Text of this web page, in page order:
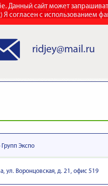
Данный сайт может
) Я согласен с использованием
СТЕНДОВ НАШИ
ridjey@mail.ru
Групп Экспо
ул. Воронцовская, д. 21, офис 519